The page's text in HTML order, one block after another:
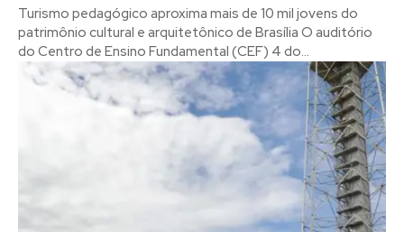
Turismo pedagógico aproxima mais de 10 mil jovens do
patrimônio cultural e arquitetônico de Brasília O auditório
do Centro de Ensino Fundamental (CEF) 4 do...